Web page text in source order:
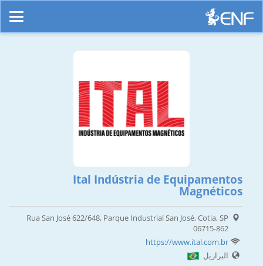
Ital Indústria de Equipamentos
Magnéticos
Rua San José 622/648, Parque Industrial San José, Cotia, SP
06715-862
https://www.ital.com.br
البرازيل